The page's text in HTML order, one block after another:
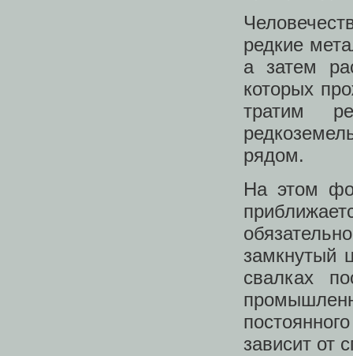
редкие
а затем
которых
тратим
рядом.
На этом
замкнутый
свалках
зависит от